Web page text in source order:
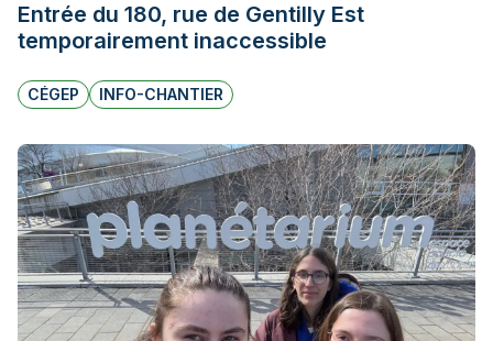
Entrée du 180, rue de Gentilly Est
temporairement inaccessible
CÉGEP INFO-CHANTIER